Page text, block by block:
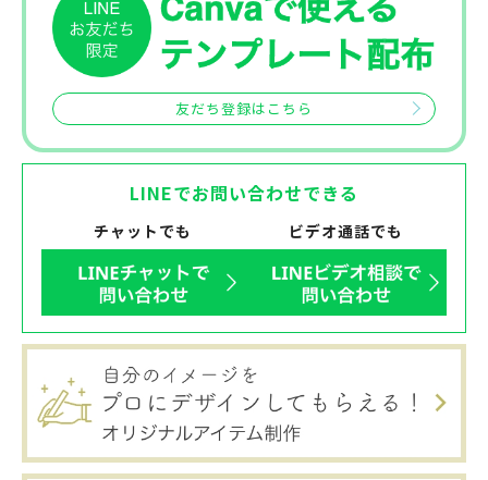
友だち登録はこちら
LINEでお問い合わせできる
チャットでも ビデオ通話でも